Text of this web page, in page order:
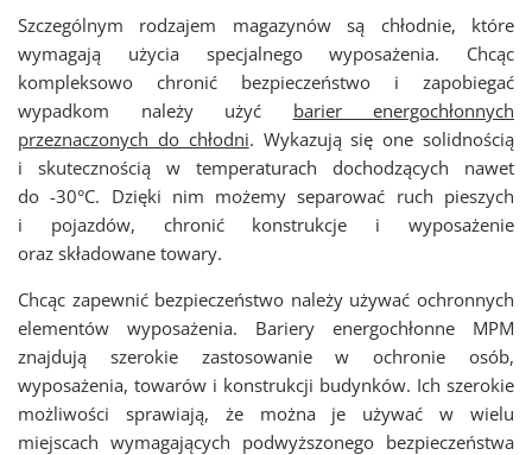
Szczególnym rodzajem magazynów są chłodnie, które
wymagają użycia specjalnego wyposażenia. Chcąc
kompleksowo chronić bezpieczeństwo i zapobiegać
wypadkom należy użyć barier energochłonnych
przeznaczonych do chłodni. Wykazują się one solidnością
i skutecznością w temperaturach dochodzących nawet
do -30°C. Dzięki nim możemy separować ruch pieszych
i pojazdów, chronić konstrukcje i wyposażenie
oraz składowane towary.
Chcąc zapewnić bezpieczeństwo należy używać ochronnych
elementów wyposażenia. Bariery energochłonne MPM
znajdują szerokie zastosowanie w ochronie osób,
wyposażenia, towarów i konstrukcji budynków. Ich szerokie
możliwości sprawiają, że można je używać w wielu
miejscach wymagających podwyższonego bezpieczeństwa